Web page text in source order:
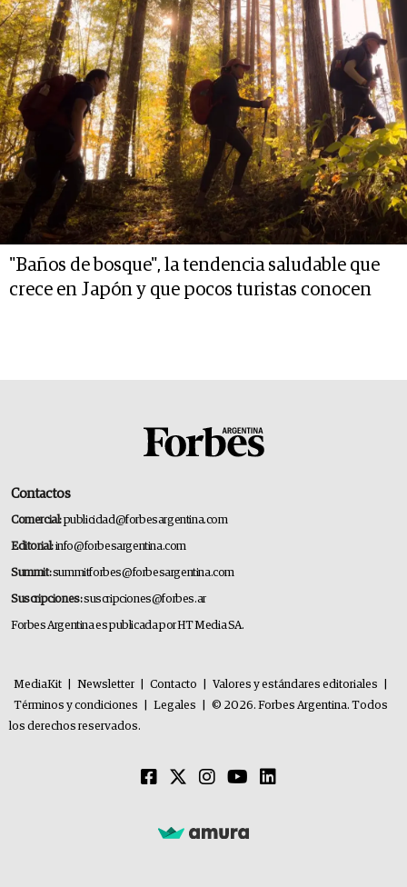
"Baños de bosque", la tendencia saludable que
crece en Japón y que pocos turistas conocen
Contactos
Comercial:publicidad@forbesargentina.com
Editorial:info@forbesargentina.com
Summit:summitforbes@forbesargentina.com
Suscripciones:suscripciones@forbes.ar
Forbes Argentina es publicada por HT Media SA.
MediaKit Newsletter Contacto Valores y estándares editoriales
Términos y condiciones
Legales
© 2026. Forbes Argentina. Todos
los derechos reservados.